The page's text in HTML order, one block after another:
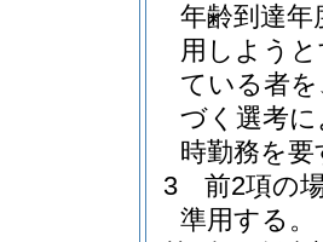
年齢到達
用しよう
ている者
づく選考
時勤務を
3
前2項の
準用する。